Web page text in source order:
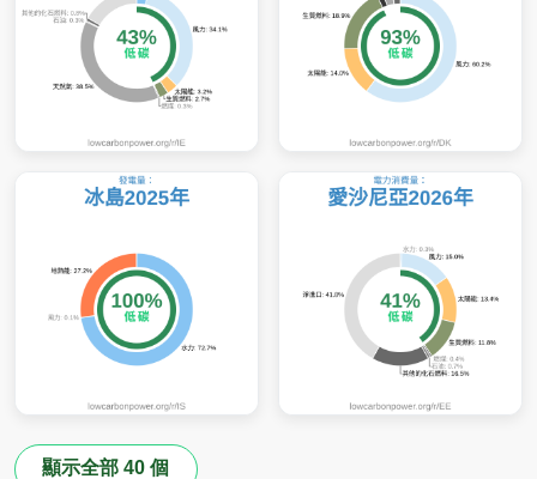
顯示全部 40 個